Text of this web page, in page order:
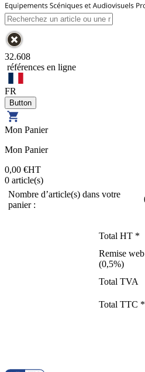
32.608
références en ligne
FR
Mon Panier
Mon Panier
0,00 €HT
0 article(s)
Nombre d’article(s) dans votre
panier :
Total HT *
Remise
(0,5%)
Total TVA
Total TTC *